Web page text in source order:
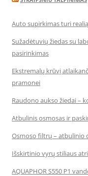
Auto supirkimas turi
Sužadėtuvių žiedas su
pasirinkimas
Ekstremalų krūvį
pramonei
Raudono aukso žiedai –
Atbulinis osmosas ir
Osmoso filtrų – atbulinio
Išskirtinio vyrų stiliaus
AQUAPHOR S550 P1